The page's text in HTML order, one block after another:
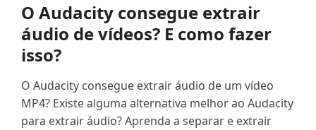
O Audacity consegue extrair
áudio de vídeos? E como fazer
isso?
O Audacity consegue extrair áudio de um vídeo
MP4? Existe alguma alternativa melhor ao Audacity
para extrair áudio? Aprenda a separar e extrair